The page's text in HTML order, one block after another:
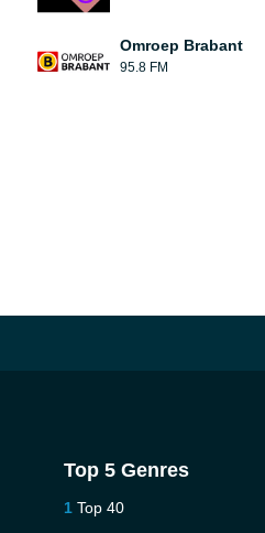
Omroep Brabant
95.8 FM
Top 5 Genres
Top 40